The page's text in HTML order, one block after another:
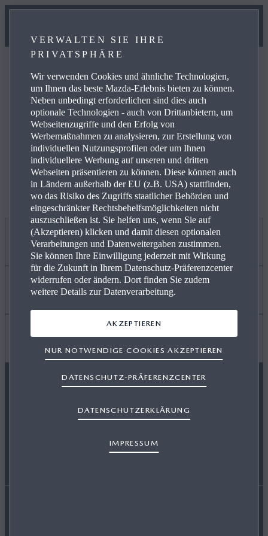
Weitere Informationen zur elektrischen Reichweite,
Energiekosten, KFZ-Steuer und CO₂-Kosten finden Sie
unterwww.mazda.de/Energieverbrauch.
Jetzt entdecken
ANGEBOT PRIVAT
GEWERBEKUNDEN
VERFÜGBARE NEUWAGEN
Mehr erfahren
KARRIERE / CAREERS
FREIE WERKSTÄTTEN
Wissenswertes
VERWALTEN SIE IHRE
PRIVATSPHÄRE
Wir verwenden Cookies und ähnliche Technologien,
um Ihnen das beste Mazda-Erlebnis bieten zu können.
Neben unbedingt erforderlichen sind dies auch
optionale Technologien - auch von Drittanbietern, um
Webseitenzugriffe und den Erfolg von
Werbemaßnahmen zu analysieren, zur Erstellung von
individuellen Nutzungsprofilen oder um Ihnen
individuellere Werbung auf unseren und dritten
Webseiten präsentieren zu können. Diese können auch
in Ländern außerhalb der EU (z.B. USA) stattfinden,
wo das Risiko des Zugriffs staatlicher Behörden und
eingeschränkter Rechtsbehelfsmöglichkeiten nicht
auszuschließen ist. Sie helfen uns, wenn Sie auf
(Akzeptieren) klicken und damit diesen optionalen
Verarbeitungen und Datenweitergaben zustimmen.
Sie können Ihre Einwilligung jederzeit mit Wirkung
für die Zukunft in Ihrem Datenschutz-Präferenzcenter
widerrufen oder ändern. Dort finden Sie zudem
weitere Details zur Datenverarbeitung.
DATENSCHUTZERKLÄRUNG
IMPRESSUM
DATENSCHUTZ-PRÄFERENZCENTER
NUR NOTWENDIGE COOKIES AKZEPTIEREN
AKZEPTIEREN